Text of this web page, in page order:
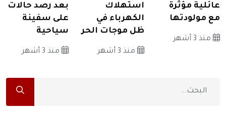
عائلية مؤثرة
مع مولودتها
منذ 3 أشهر
استهلاك
الكهرباء في
ظل موجات الحر
منذ 3 أشهر
بعد رصد حالات
على سفينة
سياحية
منذ 3 أشهر